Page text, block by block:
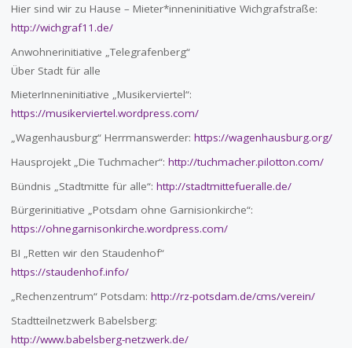
Hier sind wir zu Hause – Mieter*inneninitiative Wichgrafstraße:
http://wichgraf11.de/
Anwohnerinitiative „Telegrafenberg“
Über Stadt für alle
MieterInneninitiative „Musikerviertel“:
https://musikerviertel.wordpress.com/
„Wagenhausburg“ Herrmanswerder: https://wagenhausburg.org/
Hausprojekt „Die Tuchmacher“: http://tuchmacher.pilotton.com/
Bündnis „Stadtmitte für alle“: http://stadtmittefueralle.de/
Bürgerinitiative „Potsdam ohne Garnisionkirche“:
https://ohnegarnisonkirche.wordpress.com/
BI „Retten wir den Staudenhof“
https://staudenhof.info/
„Rechenzentrum“ Potsdam: http://rz-potsdam.de/cms/verein/
Stadtteilnetzwerk Babelsberg:
http://www.babelsberg-netzwerk.de/